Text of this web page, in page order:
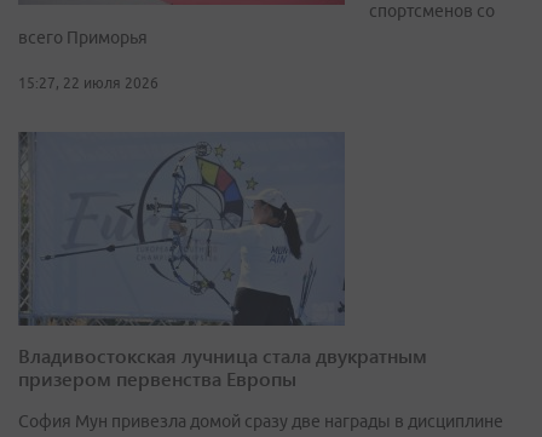
спортсменов со
всего Приморья
15:27, 22 июля 2026
Владивостокская лучница стала двукратным
призером первенства Европы
София Мун привезла домой сразу две награды в дисциплине